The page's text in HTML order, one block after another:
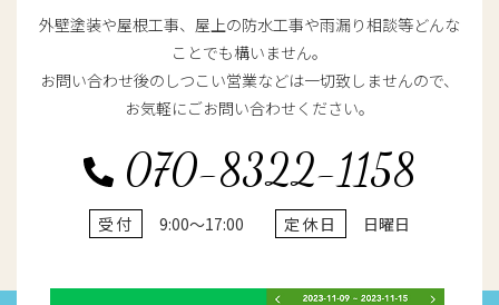
外壁塗装や屋根工事、屋上の防水工事や雨漏り相談等どんな
ことでも構いません。
お問い合わせ後のしつこい営業などは一切致しませんので、
お気軽にごお問い合わせください。
070-8322-1158
受付 9:00～17:00 定休日 日曜日